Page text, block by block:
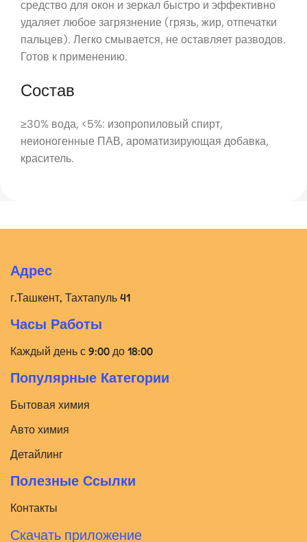
средство для окон и зеркал быстро и эффективно
удаляет любое загрязнение (грязь, жир, отпечатки
пальцев). Легко смывается, не оставляет разводов.
Готов к применению.
Состав
≥30% вода, <5%: изопропиловый спирт,
неионогенные ПАВ, ароматизирующая добавка,
краситель.
Адрес
г.Ташкент, Тахтапуль 41
Часы Работы
Каждый день с 9:00 до 18:00
Популярные Категории
Бытовая химия
Авто химия
Детайлинг
Полезные Ссылки
Контакты
Скачать приложение